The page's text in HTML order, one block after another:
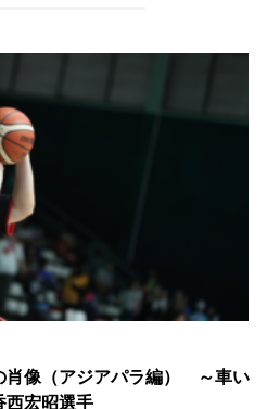
肖像（アジアパラ編） ～車い
西宏昭選手